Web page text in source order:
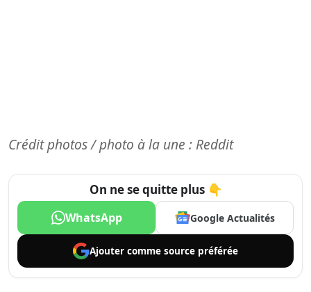
Crédit photos / photo à la une : Reddit
On ne se quitte plus 👇
WhatsApp Google Actualités
Ajouter comme source préférée